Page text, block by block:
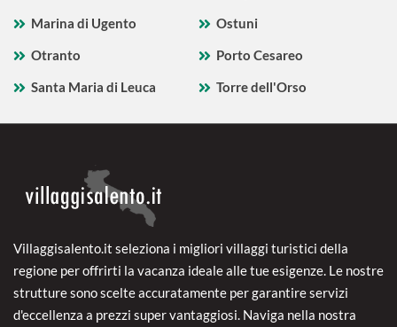
Marina di Ugento
Ostuni
Otranto
Porto Cesareo
Santa Maria di Leuca
Torre dell'Orso
Villaggisalento.it seleziona i migliori villaggi turistici della
regione per offrirti la vacanza ideale alle tue esigenze. Le nostre
strutture sono scelte accuratamente per garantire servizi
d'eccellenza a prezzi super vantaggiosi. Naviga nella nostra